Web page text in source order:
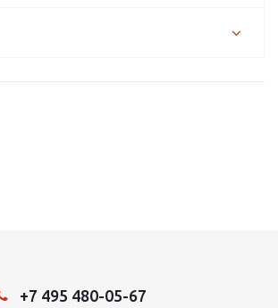
+7 495 480-05-67